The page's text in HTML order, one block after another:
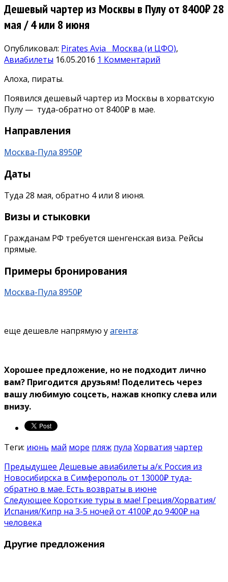
Дешевый чартер из Москвы в Пулу от 8400₽ 28
мая / 4 или 8 июня
Опубликовал: Pirates Avia Москва (и ЦФО),
Авиабилеты 16.05.2016 1 Комментарий
Алоха, пираты.
Появился дешевый чартер из Москвы в хорватскую
Пулу — туда-обратно от 8400₽ в мае.
Направления
Москва-Пула 8950₽
Даты
Туда 28 мая, обратно 4 или 8 июня.
Визы и стыковки
Гражданам РФ требуется шенгенская виза. Рейсы
прямые.
Примеры бронирования
Москва-Пула 8950₽
еще дешевле напрямую уагента:
Хорошее предложение, но не подходит лично
вам? Пригодится друзьям! Поделитесь через
вашу любимую соцсеть, нажав кнопку слева или
внизу.
Теги: июнь май море пляж пула Хорватия чартер
Предыдущее Дешевые авиабилеты a/к Россия из
Новосибирска в Симферополь от 13000₽ туда-
обратно в мае. Есть возвраты в июне
Следующее Короткие туры в мае! Греция/Хорватия/
Испания/Кипр на 3-5 ночей от 4100₽ до 9400₽ на
человека
Другие предложения